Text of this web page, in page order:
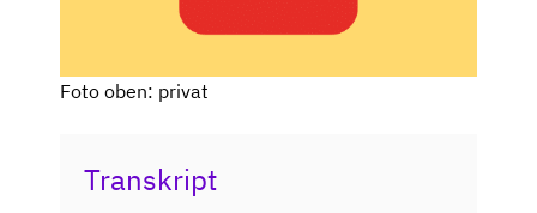
Foto oben: privat
Transkript